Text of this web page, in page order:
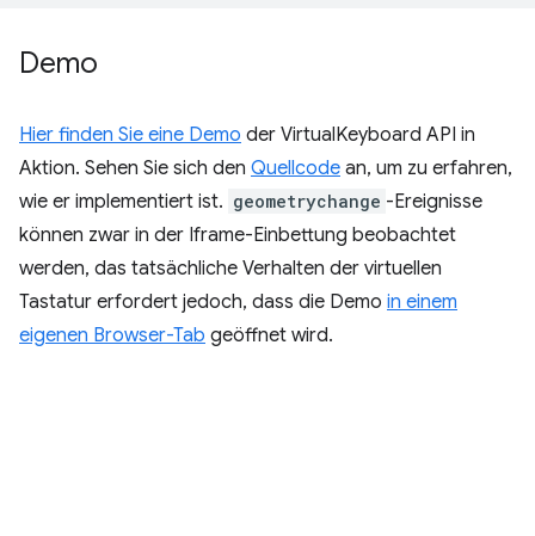
Demo
Hier finden Sie eine Demo der VirtualKeyboard API in
Aktion. Sehen Sie sich den Quellcode an, um zu erfahren,
wie er implementiert ist. geometrychange -Ereignisse
können zwar in der Iframe-Einbettung beobachtet
werden, das tatsächliche Verhalten der virtuellen
Tastatur erfordert jedoch, dass die Demo in einem
eigenen Browser-Tab geöffnet wird.